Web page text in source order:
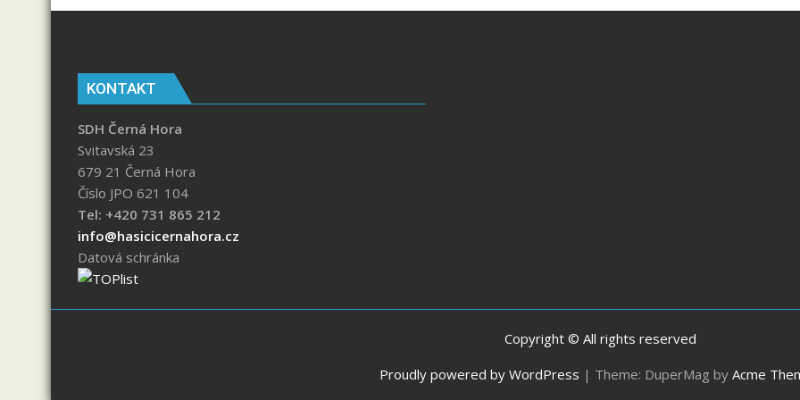
KONTAKT
SDH Černá Hora
Svitavská 23
679 21 Černá Hora
Číslo JPO 621 104
Tel: +420 731 865 212
info@hasicicernahora.cz
Datová schránka
Copyright © All rights reserved
Proudly powered by WordPress | Theme: DuperMag by Acme